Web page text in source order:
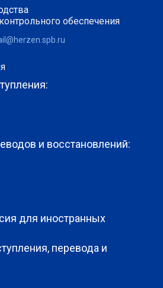
обеспечения
и восстановлений:
для иностранных
перевода и